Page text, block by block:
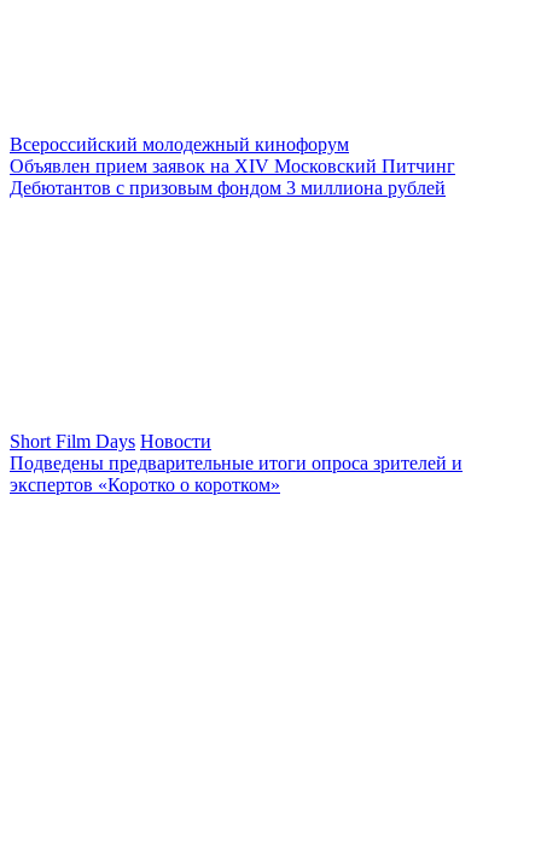
Всероссийский молодежный кинофорум
Объявлен прием заявок на ХIV Московский Питчинг
Дебютантов с призовым фондом 3 миллиона рублей
Short Film Days Новости
Подведены предварительные итоги опроса зрителей и
экспертов «Коротко о коротком»